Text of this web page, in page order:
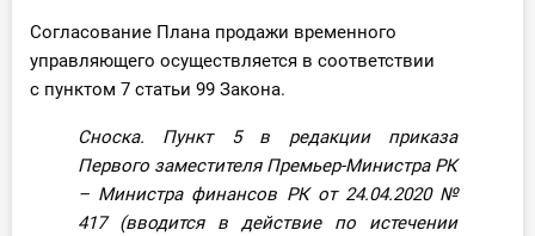
Согласование Плана продажи временного
управляющего осуществляется в соответствии
с пунктом 7 статьи 99 Закона.
Сноска. Пункт 5 в редакции приказа
Первого заместителя Премьер-Министра РК
– Министра финансов РК от 24.04.2020 №
417(вводится в действие по истечении